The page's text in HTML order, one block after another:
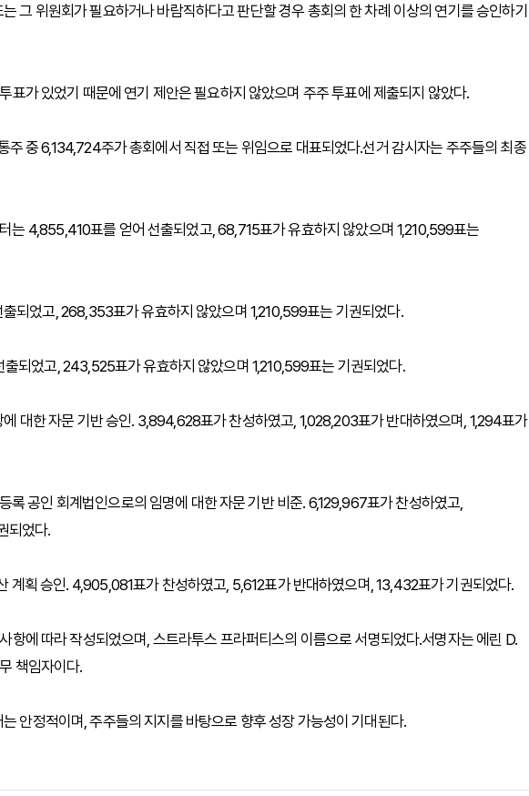
그 위원회가 필요하거나 바람직하다고 판단할 경우 총회의 한 차례 이상의 연기를 승인하기
표가 있었기 때문에 연기 제안은 필요하지 않았으며 주주 투표에 제출되지 않았다.
중 6,134,724주가 총회에서 직접 또는 위임으로 대표되었다.선거 감시자는 주주들의 최종
는 4,855,410표를 얻어 선출되었고, 68,715표가 유효하지 않았으며 1,210,599표는
되었고, 268,353표가 유효하지 않았으며 1,210,599표는 기권되었다.
되었고, 243,525표가 유효하지 않았으며 1,210,599표는 기권되었다.
대한 자문 기반 승인. 3,894,628표가 찬성하였고, 1,028,203표가 반대하였으며, 1,294표가
록 공인 회계법인으로의 임명에 대한 자문 기반 비준. 6,129,967표가 찬성하였고,
되었다.
계획 승인. 4,905,081표가 찬성하였고, 5,612표가 반대하였으며, 13,432표가 기권되었다.
항에 따라 작성되었으며, 스트라투스 프라퍼티스의 이름으로 서명되었다.서명자는 에린 D.
책임자이다.
안정적이며, 주주들의 지지를 바탕으로 향후 성장 가능성이 기대된다.